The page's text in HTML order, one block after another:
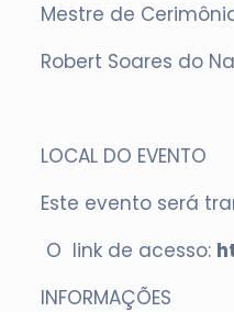
Mestre de
Robert Soares do
LOCAL DO EVENTO
Este evento será
O link de acesso:
INFORMAÇÕES